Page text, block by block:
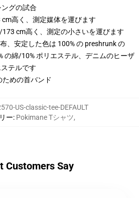
グの試合
高く、測定媒体を運びます
cm高く、測定の小さいを運びます
、安定した色は 100% の preshrunk の
の綿/10% ポリエステル、デニムのヒーザ
テルです
めの首バンド
US-classic-tee-DEFAULT
ー: Pokimane Tシャツ,
Customers Say